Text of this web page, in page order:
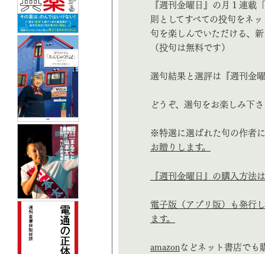
『週刊金曜日』の月１連載
則としてすべての投句をネ
句を楽しんでいただける、
（投句は無料です）
選句結果と選評は『週刊金
どうぞ、選句をお楽しみ下
※特選に選ばれた句の作者
お贈りします。
『週刊金曜日』の購入方法
電子版（アプリ版）も発行
ます。
amazon などネット書店でも